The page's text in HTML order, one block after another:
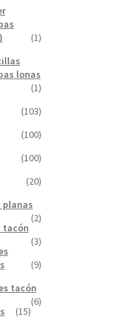
(1)
lonas
(1)
(103)
(100)
(100)
(20)
planas
(2)
tacón
(3)
(9)
tacón
(6)
(15)